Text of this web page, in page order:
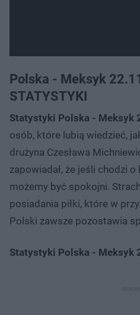
Polska - Meksyk
STATYSTYKI
Statystyki Polska - Meksyk
osób, które lubią wiedzieć,
drużyna Czesława
zapowiadał, że jeśli chodzi o
możemy być spokojni.
posiadania piłki, które w
Polski zawsze pozostawia
Statystyki Polska - Meksyk